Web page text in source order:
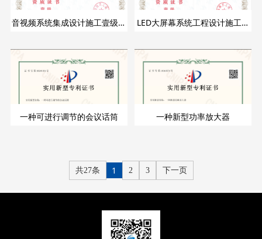
音视频系统集成设计施工壹级证
LED大屏幕系统工程设计施工壹
一种可进行调节的会议话筒 一种新型功率放大器
共27条 1 2 3 下一页